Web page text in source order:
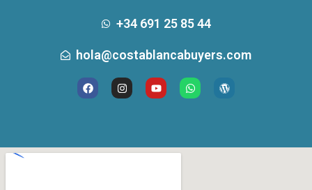
+34 691 25 85 44
hola@costablancabuyers.com